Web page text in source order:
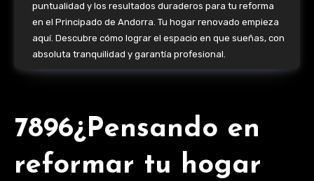
puntualidad y los resultados duraderos para tu reforma
en el Principado de Andorra. Tu hogar renovado empieza
aquí. Descubre cómo lograr el espacio en que sueñas, con
absoluta tranquilidad y garantía profesional.
7896¿Pensando en
reformar tu hogar